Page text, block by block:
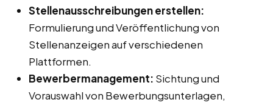
Stellenausschreibungen erstellen:
Formulierung und Veröffentlichung von
Stellenanzeigen auf verschiedenen
Plattformen.
Bewerbermanagement: Sichtung und
Vorauswahl von Bewerbungsunterlagen,